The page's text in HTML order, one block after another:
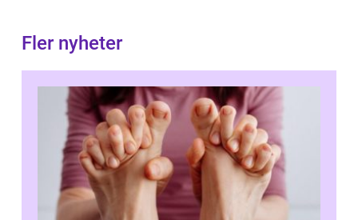
Fler nyheter